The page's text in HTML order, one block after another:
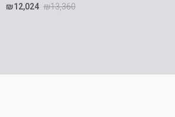
₪13,360
₪12,024